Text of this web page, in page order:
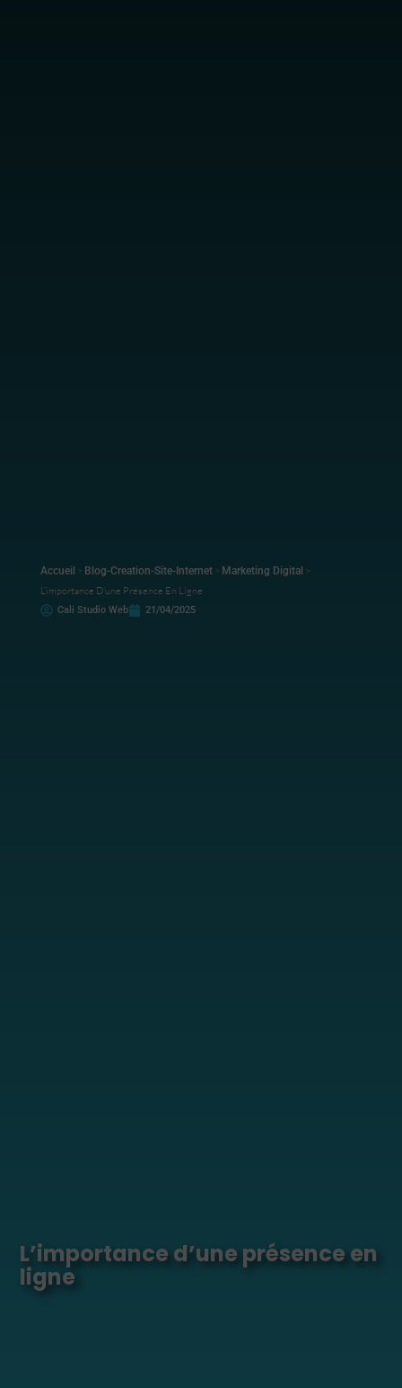
Accueil > Blog-Creation-Site-Internet> Marketing Digital >
L’importance D’une Présence En Ligne
Cali Studio Web 21/04/2025
L’importance d’une présence en
ligne